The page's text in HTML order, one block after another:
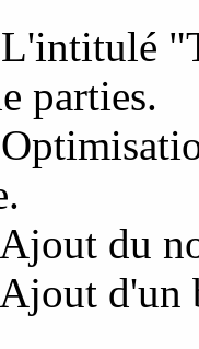
parties.
du
d'un